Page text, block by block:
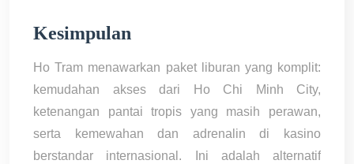
Kesimpulan
Ho Tram menawarkan paket liburan yang komplit:
kemudahan akses dari Ho Chi Minh City,
ketenangan pantai tropis yang masih perawan,
serta kemewahan dan adrenalin di kasino
berstandar internasional. Ini adalah alternatif